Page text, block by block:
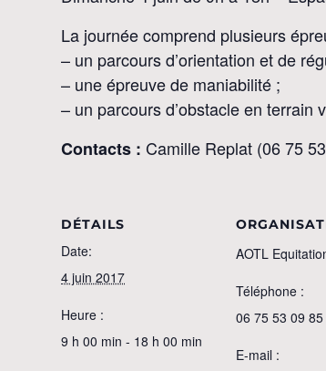
La journée comprend plusieurs
– un parcours d’orientation et de
– une épreuve de maniabilité ;
– un parcours d’obstacle en terrain
Contacts : Camille Replat (06 75
DÉTAILS
Date:
4 juin 2017
Heure :
9 h 00 min - 18 h 00 min
AOTL
Téléphone :
06 75 53 09 85
E-mail :